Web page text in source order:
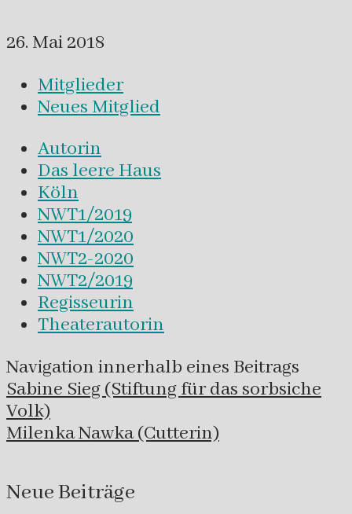
26. Mai 2018
Mitglieder
Neues Mitglied
Autorin
Das leere Haus
Köln
NWT1/2019
NWT1/2020
NWT2-2020
NWT2/2019
Regisseurin
Theaterautorin
Navigation innerhalb eines Beitrags
Sabine Sieg (Stiftung für das sorbsiche
Volk)
Milenka Nawka (Cutterin)
Neue Beiträge